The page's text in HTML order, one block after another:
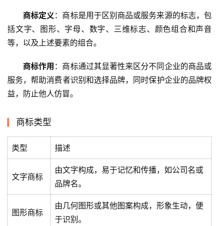
商标定义 ：商标是用于区别商品或服务来源的标志，包
括文字、图形、字母、数字、三维标志、颜色组合和声音
等，以及上述要素的组合。
商标作用 ：商标通过其显著性来区分不同企业的商品或
服务，帮助消费者识别和选择品牌，同时保护企业的品牌权
益，防止他人仿冒。
商标类型
类型 描述
文字商标
由文字构成，易于记忆和传播，如公司名或
品牌名。
图形商标
由几何图形或其他图案构成，形象生动，便
于识别。